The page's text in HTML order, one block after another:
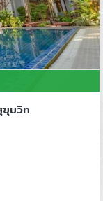
ขุมวิท